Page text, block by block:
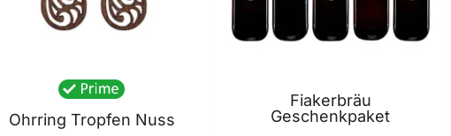
Ohrring Tropfen Nuss
Fiakerbräu
Geschenkpaket